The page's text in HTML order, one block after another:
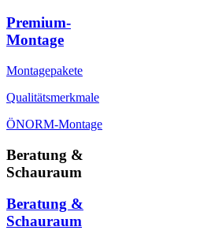
Premium-
Montage
Montagepakete
Qualitätsmerkmale
ÖNORM-Montage
Beratung &
Schauraum
Beratung &
Schauraum